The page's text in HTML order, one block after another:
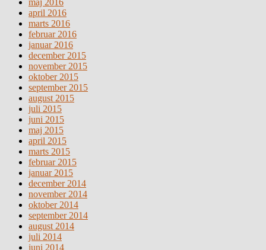
april 2016
marts 2016
februar 2016
januar 2016
december 2015
november 2015
oktober 2015
september 2015
august 2015
juli 2015
juni 2015
maj 2015
april 2015
marts 2015
februar 2015
januar 2015
december 2014
november 2014
oktober 2014
september 2014
august 2014
juli 2014
juni 2014